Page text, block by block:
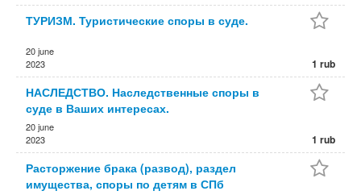
ТУРИЗМ. Туристические споры в суде.
20 june
2023
1 rub
НАСЛЕДСТВО. Наследственные споры в
суде в Ваших интересах.
20 june
2023
1 rub
Расторжение брака (развод), раздел
имущества, споры по детям в СПб